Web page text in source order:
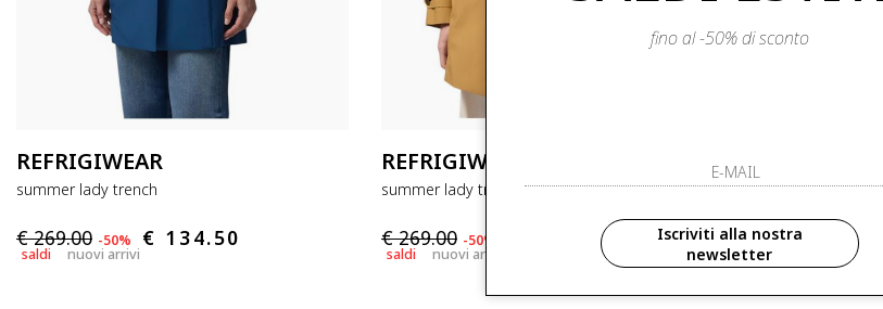
REFRIGIWEAR
summer lady trench
€ 269.00 -50% € 134.50
saldi nuovi arrivi
REFRIGIWEAR
summer lady trench
€ 269.00 -50% € 134.50
saldi nuovi arrivi
REFRIGIWEAR
summer lady
€ 269.00 -50%
saldi nuovi arrivi
fino al -50% di sconto
Iscriviti alla nostra
newsletter